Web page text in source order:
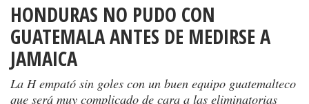
HONDURAS NO PUDO CON
GUATEMALA ANTES DE MEDIRSE A
JAMAICA
La H empató sin goles con un buen equipo guatemalteco
que será muy complicado de cara a las eliminatorias